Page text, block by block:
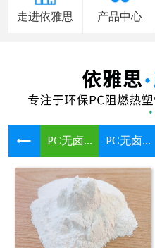
走进依雅思 产品中心
PC无卤... PC无卤...